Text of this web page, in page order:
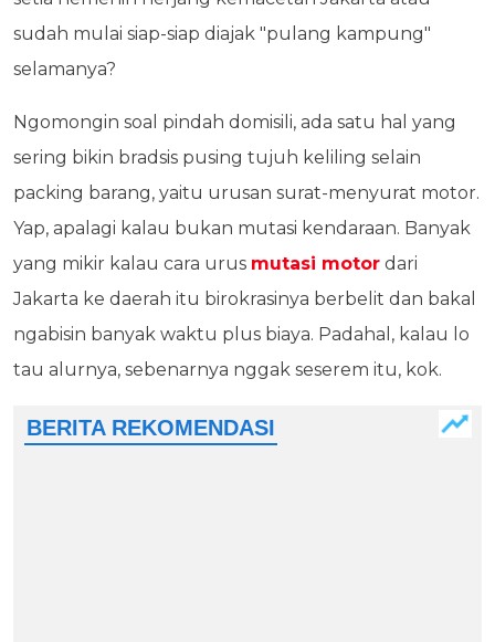
sudah mulai siap-siap diajak "pulang kampung"
selamanya?
Ngomongin soal pindah domisili, ada satu hal yang
sering bikin bradsis pusing tujuh keliling selain
packing barang, yaitu urusan surat-menyurat motor.
Yap, apalagi kalau bukan mutasi kendaraan. Banyak
yang mikir kalau cara urus mutasi motor dari
Jakarta ke daerah itu birokrasinya berbelit dan bakal
ngabisin banyak waktu plus biaya. Padahal, kalau lo
tau alurnya, sebenarnya nggak seserem itu, kok.